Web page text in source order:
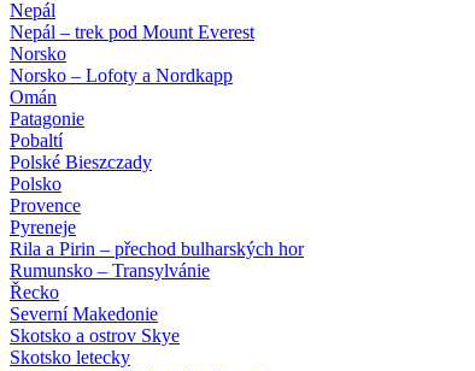
Nepál
Nepál – trek pod Mount Everest
Norsko
Norsko – Lofoty a Nordkapp
Omán
Patagonie
Pobaltí
Polské Bieszczady
Polsko
Provence
Pyreneje
Rila a Pirin – přechod bulharských hor
Rumunsko – Transylvánie
Řecko
Severní Makedonie
Skotsko a ostrov Skye
Skotsko letecky